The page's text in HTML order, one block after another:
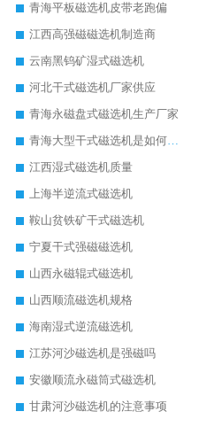
青海平板磁选机皮带老跑偏
江西高强磁磁选机制造商
云南黑钨矿湿式磁选机
河北干式磁选机厂家供应
青海永磁盘式磁选机生产厂家
青海大型干式磁选机是如何选矿的
江西湿式磁选机质量
上海半逆流式磁选机
鞍山贫铁矿干式磁选机
宁夏干式强磁磁选机
山西永磁辊式磁选机
山西顺流磁选机规格
海南湿式逆流磁选机
江苏河沙磁选机是强磁吗
安徽顺流永磁筒式磁选机
甘肃河沙磁选机的注意事项